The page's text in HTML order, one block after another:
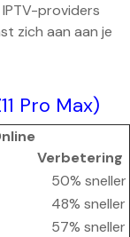
providers
zich aan aan je
Pro Max)
Verbetering
50% sneller
48% sneller
57% sneller